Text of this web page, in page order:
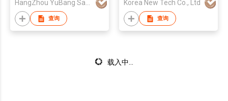
HangZhou YuBang Sanitary Ware Co., Ltd
查询
Saving / Water Purify
Korea New Tech Co., Ltd
查询
载入中...